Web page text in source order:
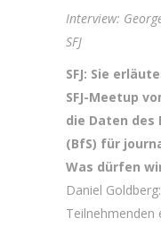
Interview:
SFJ
SFJ: Sie
SFJ-Meetup
die Daten
(BfS) für
Was dürfen
Daniel
Teilnehmenden